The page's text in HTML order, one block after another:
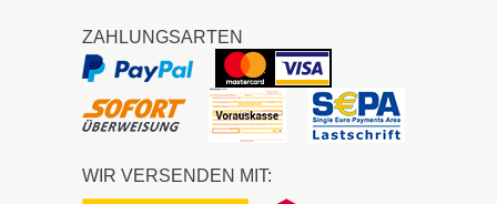
ZAHLUNGSARTEN
WIR VERSENDEN MIT: